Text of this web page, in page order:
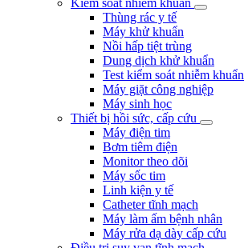
Kiểm soát nhiễm khuẩn
Thùng rác y tế
Máy khử khuẩn
Nồi hấp tiệt trùng
Dung dịch khử khuẩn
Test kiểm soát nhiễm khuẩn
Máy giặt công nghiệp
Máy sinh học
Thiết bị hồi sức, cấp cứu
Máy điện tim
Bơm tiêm điện
Monitor theo dõi
Máy sốc tim
Linh kiện y tế
Catheter tĩnh mạch
Máy làm ấm bệnh nhân
Máy rửa dạ dày cấp cứu